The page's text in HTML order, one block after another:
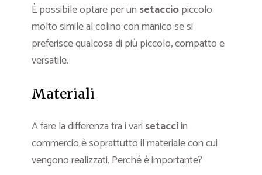
È possibile optare per un setacciopiccolo
molto simile al colino con manico se si
preferisce qualcosa di più piccolo, compatto e
versatile.
Materiali
A fare la differenza tra i vari setacciin
commercio è soprattutto il materiale con cui
vengono realizzati. Perché è importante?